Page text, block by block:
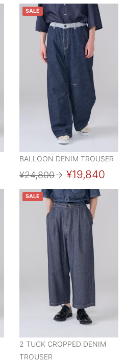
SALE
BALLOON DENIM TROUSER
¥24,800→ ¥19,840
SALE
2 TUCK CROPPED DENIM
TROUSER